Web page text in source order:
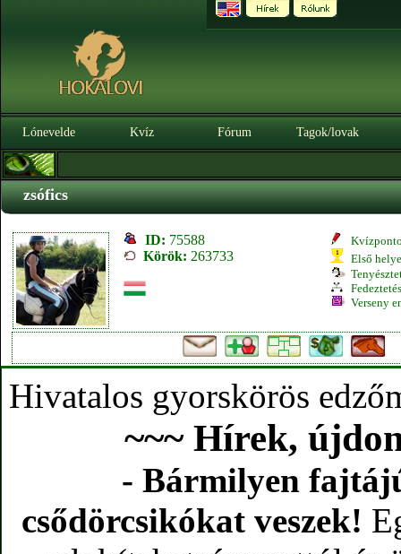
Lónevelde Kvíz Fórum Tagok/lovak
zsófics
ID: 75588
Körök: 263733
Első
Verseny